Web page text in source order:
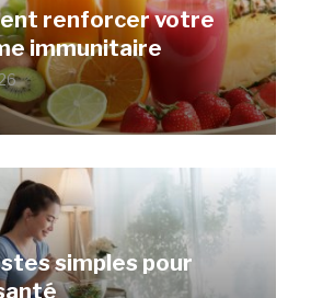
renforcer votre
immunitaire
simples pour